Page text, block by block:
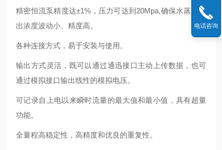
精密恒流泵精度达±1%，压力可达到20Mpa,确保水蒸气输
出浓度波动小、精度高。
各种连接方式，易于安装与使用。
输出方式灵活，既可以通过通迅接口主动上传数据，也可
通过模拟接口输出线性的模拟电压。
可记录自上电以来瞬时流量的最大值和最小值，具有超量
功能。
全量程高稳定性，高精度和优良的重复性。
电话咨询